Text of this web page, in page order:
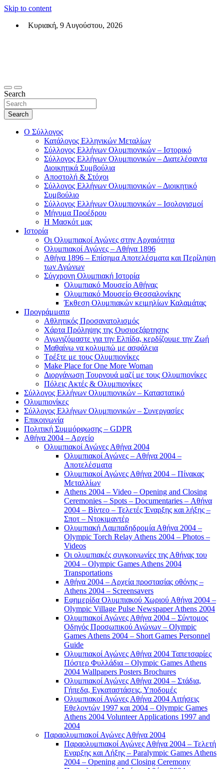
Skip to content
Κυριακή, 9 Αυγούστου, 2026
Search
Search
Ο Σύλλογος
Κατάλογος Ελληνικών Μεταλίων
Σύλλογος Ελλήνων Ολυμπιονικών – Ιστορικό
Σύλλογος Ελλήνων Ολυμπιονικών – Διατελέσαντα
Διοικητικά Συμβούλια
Αποστολή & Στόχοι
Σύλλογος Ελλήνων Ολυμπιονικών – Διοικητικό
Συμβούλιο
Σύλλογος Ελλήνων Ολυμπιονικών – Ισολογισμοί
Μήνυμα Προέδρου
Η Μασκότ μας
Ιστορία
Οι Ολυμπιακοί Αγώνες στην Αρχαιότητα
Ολυμπιακοί Αγώνες – Αθήνα 1896
Αθήνα 1896 – Επίσημα Αποτελέσματα και Περίληψη
των Αγώνων
Σύγχρονη Ολυμπιακή Ιστορία
Ολυμπιακό Μουσείο Αθήνας
Ολυμπιακό Μουσείο Θεσσαλονίκης
Έκθεση Ολυμπιακών κειμηλίων Καλαμάτας
Προγράμματα
Αθλητικός Προσανατολισμός
Χάρτα Πρόληψης της Ουσιοεξάρτησης
Αγωνιζόμαστε για την Ελπίδα, κερδίζουμε την Ζωή
Μαθαίνω να κολυμπώ με ασφάλεια
Τρέξτε με τους Ολυμπιονίκες
Make Place for One More Woman
Διοργάνωση Τουρνουά μαζί με τους Ολυμπιονίκες
Πόλεις Ακτές & Ολυμπιονίκες
Σύλλογος Ελλήνων Ολυμπιονικών – Καταστατικό
Ολυμπιονίκες
Σύλλογος Ελλήνων Ολυμπιονικών – Συνεργασίες
Επικοινωνία
Πολιτική Συμμόρφωσης – GDPR
Αθήνα 2004 – Αρχείο
Ολυμπιακοί Αγώνες Αθήνα 2004
Ολυμπιακοί Αγώνες – Αθήνα 2004 –
Αποτελέσματα
Ολυμπιακοί Αγώνες Αθήνα 2004 – Πίνακας
Μεταλλίων
Athens 2004 – Video – Opening and Closing
Ceremonies – Spots – Documentaries – Αθήνα
2004 – Βίντεο – Τελετές Έναρξης και λήξης –
Σποτ – Ντοκιμαντέρ
Ολυμπιακή Λαμπαδηδρομία Αθήνα 2004 –
Olympic Torch Relay Athens 2004 – Photos –
Videos
Οι ολυμπιακές συγκοινωνίες της Αθήνας του
2004 – Olympic Games Athens 2004
Transportations
Αθήνα 2004 – Αρχεία προστασίας οθόνης –
Athens 2004 – Screensavers
Εφημερίδα Ολυμπιακού Χωριού Αθήνα 2004 –
Olympic Village Pulse Newspaper Athens 2004
Ολυμπιακοί Αγώνες Αθήνα 2004 – Σύντομος
Οδηγός Προσωπικού Αγώνων – Olympic
Games Athens 2004 – Short Games Personnel
Guide
Ολυμπιακοί Αγώνες Αθήνα 2004 Ταπετσαρίες
Πόστερ Φυλλάδια – Olympic Games Athens
2004 Wallpapers Posters Brochures
Ολυμπιακοί Αγώνες Αθήνα 2004 – Στάδια,
Γήπεδα, Εγκαταστάσεις, Υποδομές
Ολυμπιακοί Αγώνες Αθήνα 2004 Αιτήσεις
Εθελοντών 1997 και 2004 – Olympic Games
Athens 2004 Volunteer Applications 1997 and
2004
Παραολυμπιακοί Αγώνες Αθήνα 2004
Παραολυμπιακοί Αγώνες Αθήνα 2004 – Τελετή
Εναρξης και Λήξης – Paralympic Games Athens
2004 – Opening and Closing Ceremony